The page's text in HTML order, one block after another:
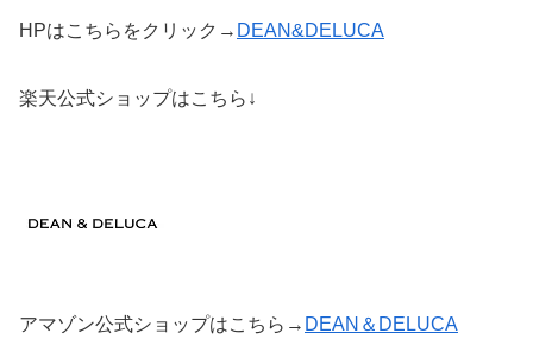
HPはこちらをクリック→ DEAN&DELUCA
楽天公式ショップはこちら↓
アマゾン公式ショップはこちら→ DEAN＆DELUCA